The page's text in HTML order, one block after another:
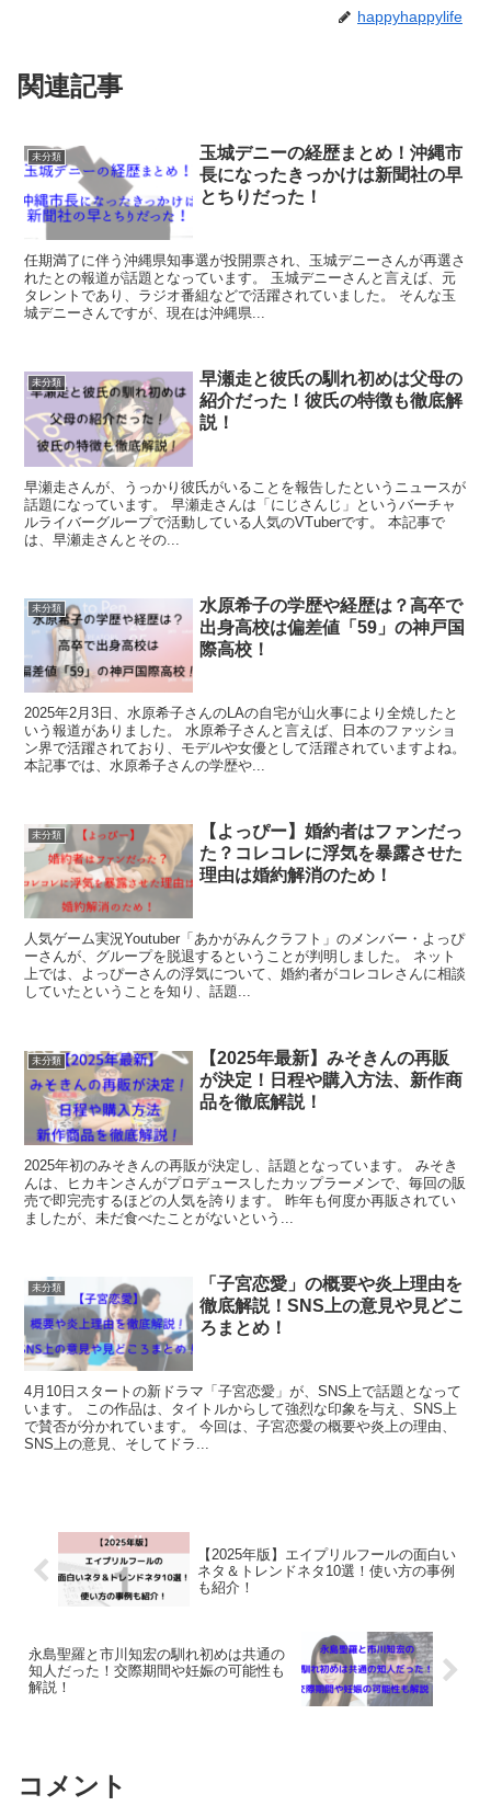
happyhappylife
関連記事
未分類
玉城デニーの経歴まとめ！沖縄市
長になったきっかけは新聞社の早
とちりだった！
任期満了に伴う沖縄県知事選が投開票され、玉城デニーさんが再選さ
れたとの報道が話題となっています。 玉城デニーさんと言えば、元
タレントであり、ラジオ番組などで活躍されていました。 そんな玉
城デニーさんですが、現在は沖縄県...
未分類
早瀬走と彼氏の馴れ初めは父母の
紹介だった！彼氏の特徴も徹底解
説！
早瀬走さんが、うっかり彼氏がいることを報告したというニュースが
話題になっています。 早瀬走さんは「にじさんじ」というバーチャ
ルライバーグループで活動している人気のVTuberです。 本記事で
は、早瀬走さんとその...
未分類
水原希子の学歴や経歴は？高卒で
出身高校は偏差値「59」の神戸国
際高校！
2025年2月3日、水原希子さんのLAの自宅が山火事により全焼したと
いう報道がありました。 水原希子さんと言えば、日本のファッショ
ン界で活躍されており、モデルや女優として活躍されていますよね。
本記事では、水原希子さんの学歴や...
未分類
【よっぴー】婚約者はファンだっ
た？コレコレに浮気を暴露させた
理由は婚約解消のため！
人気ゲーム実況Youtuber「あかがみんクラフト」のメンバー・よっぴ
ーさんが、グループを脱退するということが判明しました。 ネット
上では、よっぴーさんの浮気について、婚約者がコレコレさんに相談
していたということを知り、話題...
未分類
【2025年最新】みそきんの再販
が決定！日程や購入方法、新作商
品を徹底解説！
2025年初のみそきんの再販が決定し、話題となっています。 みそき
んは、ヒカキンさんがプロデュースしたカップラーメンで、毎回の販
売で即完売するほどの人気を誇ります。 昨年も何度か再販されてい
ましたが、未だ食べたことがないという...
未分類
「子宮恋愛」の概要や炎上理由を
徹底解説！SNS上の意見や見どこ
ろまとめ！
4月10日スタートの新ドラマ「子宮恋愛」が、SNS上で話題となって
います。 この作品は、タイトルからして強烈な印象を与え、SNS上
で賛否が分かれています。 今回は、子宮恋愛の概要や炎上の理由、
SNS上の意見、そしてドラ...
【2025年版】エイプリルフールの面白い
ネタ＆トレンドネタ10選！使い方の事例
も紹介！
永島聖羅と市川知宏の馴れ初めは共通の
知人だった！交際期間や妊娠の可能性も
解説！
コメント